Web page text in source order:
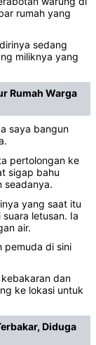
rumah yang
sedang
miliknya yang
Rumah Warga
saya bangun
pertolongan ke
sigap bahu
seadanya.
yang saat itu
letusan. Ia
air.
pemuda di sini
dan
ke lokasi untuk
Diduga